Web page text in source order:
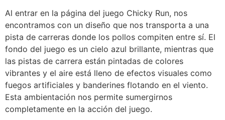
Al entrar en la página del juego Chicky Run, nos
encontramos con un diseño que nos transporta a una
pista de carreras donde los pollos compiten entre sí. El
fondo del juego es un cielo azul brillante, mientras que
las pistas de carrera están pintadas de colores
vibrantes y el aire está lleno de efectos visuales como
fuegos artificiales y banderines flotando en el viento.
Esta ambientación nos permite sumergirnos
completamente en la acción del juego.